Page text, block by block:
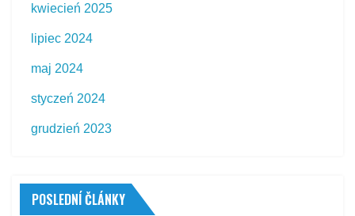
kwiecień 2025
lipiec 2024
maj 2024
styczeń 2024
grudzień 2023
POSLEDNÍ ČLÁNKY